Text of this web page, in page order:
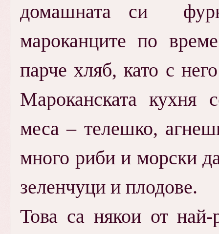
домашната си
мароканците по
парче хляб, като с
Мароканската кухня
меса – телешко,
много риби и морски
зеленчуци и плодове.
Това са някои от най-